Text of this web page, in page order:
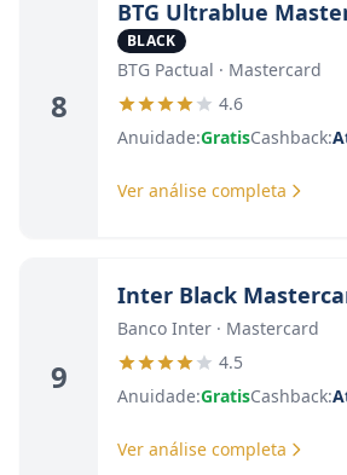
8
BTG Ultrablue
BLACK
BTG Pactual · Mastercard
4.6
Anuidade:GratisCashback:
Ver análise completa
9
Inter Black
Banco Inter · Mastercard
4.5
Anuidade:GratisCashback:
Ver análise completa